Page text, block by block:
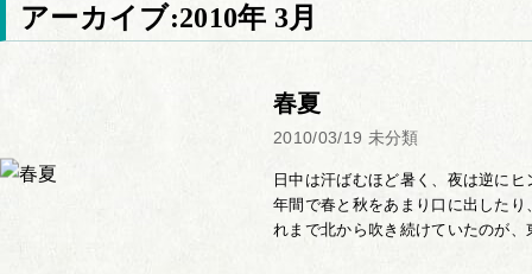
アーカイブ:2010年 3月
春夏
2010/03/19 未分類
日中は汗ばむほど暑く、夜は逆に
年間で春と秋をあまり口に出した
れまで北から吹き続けていたのが